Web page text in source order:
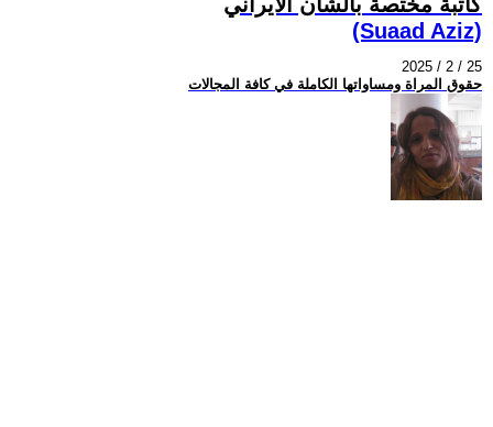
(Suaad Aziz)
2025 / 2 / 25
حقوق المراة ومساواتها الكاملة في كافة المجالات